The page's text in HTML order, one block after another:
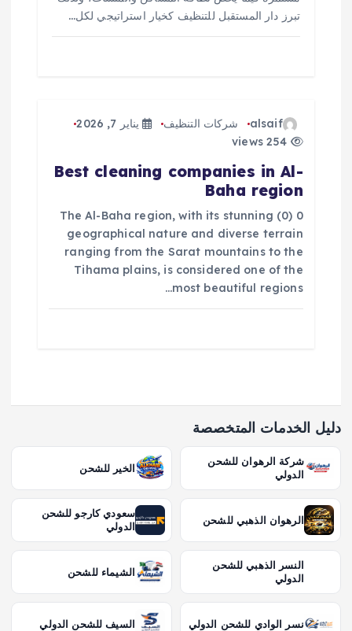
تبرز دار المستقبل للتنظيف كخيار استراتيجي لكل…
alsaif شركات التنظيف
يناير 7, 2026
Best cleaning companies in Al-
Baha region
0 (0) The Al-Baha region, with its stunning
geographical nature and diverse terrain
ranging from the Sarat mountains to the
Tihama plains, is considered one of the
most beautiful regions…
دليل الخدمات المتخصصة
شركة الرهوان للشحن
الدولي
الخير للشحن
الرهوان الذهبي للشحن
سعودي كارجو للشحن
الدولي
النسر الذهبي للشحن
الدولي
الشيماء للشحن
نسر الوادي للشحن الدولي السيف للشحن الدولي